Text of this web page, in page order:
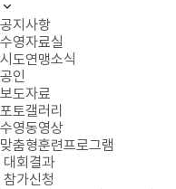
공지사항
수영자료실
시도연맹소식
공인
보도자료
포토갤러리
수영동영상
맞춤형훈련프로그램
대회결과
참가신청